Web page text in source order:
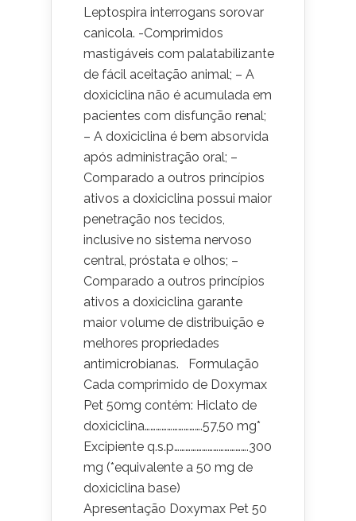
Leptospira interrogans sorovar
canicola. -Comprimidos
mastigáveis com palatabilizante
de fácil aceitação animal; – A
doxiciclina não é acumulada em
pacientes com disfunção renal;
– A doxiciclina é bem absorvida
após administração oral; –
Comparado a outros princípios
ativos a doxiciclina possui maior
penetração nos tecidos,
inclusive no sistema nervoso
central, próstata e olhos; –
Comparado a outros princípios
ativos a doxiciclina garante
maior volume de distribuição e
melhores propriedades
antimicrobianas. Formulação
Cada comprimido de Doxymax
Pet 50mg contém: Hiclato de
doxiciclina………………………….57,50 mg*
Excipiente q.s.p………………………………….300
mg (*equivalente a 50 mg de
doxiciclina base)
Apresentação Doxymax Pet 50